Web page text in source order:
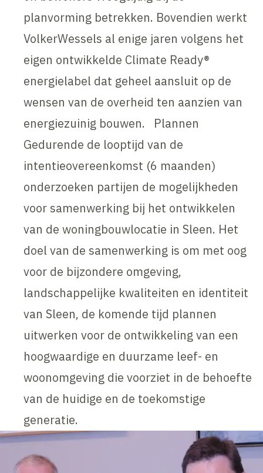
planvorming betrekken. Bovendien werkt
VolkerWessels al enige jaren volgens het
eigen ontwikkelde Climate Ready®
energielabel dat geheel aansluit op de
wensen van de overheid ten aanzien van
energiezuinig bouwen. Plannen
Gedurende de looptijd van de
intentieovereenkomst (6 maanden)
onderzoeken partijen de mogelijkheden
voor samenwerking bij het ontwikkelen
van de woningbouwlocatie in Sleen. Het
doel van de samenwerking is om met oog
voor de bijzondere omgeving,
landschappelijke kwaliteiten en identiteit
van Sleen, de komende tijd plannen
uitwerken voor de ontwikkeling van een
hoogwaardige en duurzame leef- en
woonomgeving die voorziet in de behoefte
van de huidige en de toekomstige
generatie.